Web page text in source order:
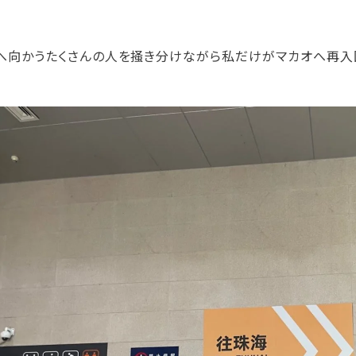
向かうたくさんの人を掻き分けながら私だけがマカオへ再入